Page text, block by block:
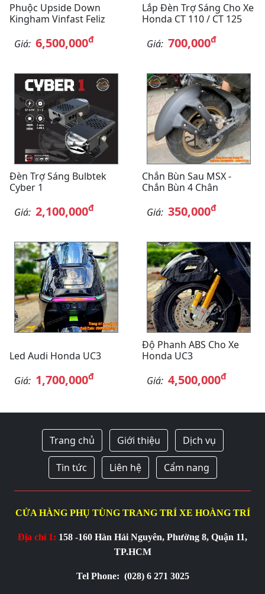
Phuộc Upside Down
Kingham Vinfast Feliz
Giá: 6,500,000đ
Lắp Đèn Trợ Sáng Cho Xe
Honda CT 110 / CT 125
Giá: 700,000đ
Đèn Trợ Sáng Bulbtek
Cyber 1
Giá: 2,100,000đ
Chắn Bùn Sau MSX -
Chắn Bùn 4 Chân
Giá: 350,000đ
Led Audi Honda UC3
Giá: 1,700,000đ
Độ Phanh ABS Cho Xe
Honda UC3
Giá: 4,500,000đ
Trang chủ Giới thiệu Dịch vụ
Tin tức Liên hệ Cẩm nang
CỬA HÀNG PHỤ TÙNG TRANG TRÍ XE HOÀNG TRÍ
Địa chỉ 1: 158 -160 Hàn Hải Nguyên, Phường 8, Quận 11,
TP.HCM
Tel Phone: (028) 6 271 3025